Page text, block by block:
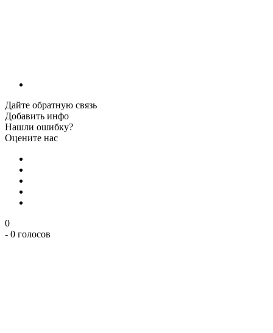
Дайте обратную связь
Добавить инфо
Нашли ошибку?
Оцените нас
0
- 0 голосов